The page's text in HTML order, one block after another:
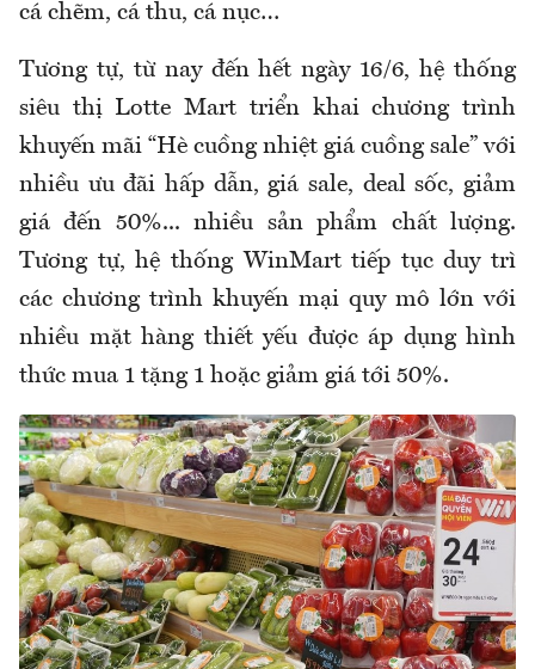
cá chẽm, cá thu, cá nục…
Tương tự, từ nay đến hết ngày 16/6, hệ thống
siêu thị Lotte Mart triển khai chương trình
khuyến mãi “Hè cuồng nhiệt giá cuồng sale” với
nhiều ưu đãi hấp dẫn, giá sale, deal sốc, giảm
giá đến 50%... nhiều sản phẩm chất lượng.
Tương tự, hệ thống WinMarttiếp tục duy trì
các chương trình khuyến mại quy mô lớn với
nhiều mặt hàng thiết yếu được áp dụng hình
thức mua 1 tặng 1 hoặc giảm giá tới 50%.